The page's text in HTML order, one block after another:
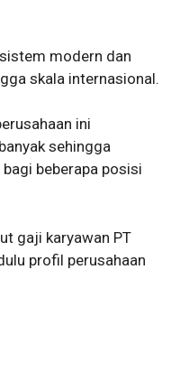
modern dan
skala internasional.
ini
sehingga
beberapa posisi
gaji karyawan PT
profil perusahaan